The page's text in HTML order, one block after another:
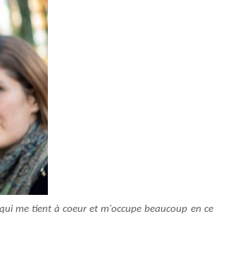
me tient à coeur et m'occupe beaucoup en ce